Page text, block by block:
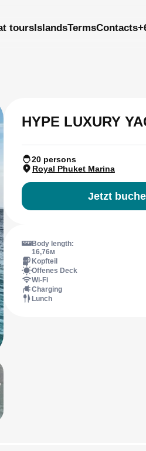
toursIslandsTermsContacts
HYPE LUXURY
20 persons
Royal Phuket Marina
Jetzt
Body length:
16,76м
Kopfteil
Offenes Deck
Wi-Fi
Charging
Lunch